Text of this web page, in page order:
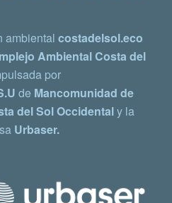
ambiental costadelsol.eco
Ambiental Costa del
por
de Mancomunidad de
del Sol Occidentaly la
Urbaser.